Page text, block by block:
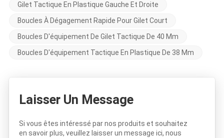
Gilet Tactique En Plastique Gauche Et Droite
Boucles À Dégagement Rapide Pour Gilet Court
Boucles D'équipement De Gilet Tactique De 40 Mm
Boucles D'équipement Tactique En Plastique De 38 Mm
Laisser Un Message
Si vous êtes intéressé par nos produits et souhaitez
en savoir plus, veuillez laisser un message ici, nous